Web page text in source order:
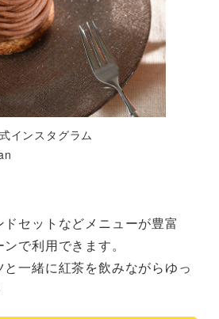
インスタグラム
セットなどメニューが豊富
で利用できます。
一緒に紅茶を飲みながらゆっ